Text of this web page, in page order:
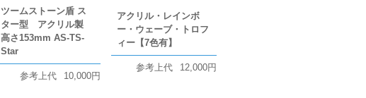
ツームストーン盾 ス
ター型 アクリル製
高さ153mm AS-TS-
Star
参考上代 10,000円
アクリル・レインボ
ー・ウェーブ・トロフ
ィー【7色有】
参考上代 12,000円